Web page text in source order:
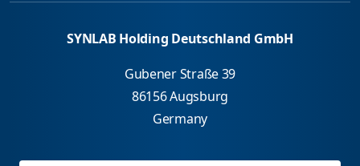
SYNLAB Holding Deutschland GmbH
Gubener Straße 39
86156 Augsburg
Germany